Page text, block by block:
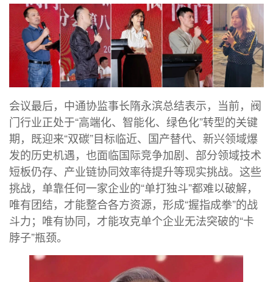
会议最后，中通协监事长隋永滨总结表示，当前，阀
门行业正处于“高端化、智能化、绿色化”转型的关键
期，既迎来“双碳”目标临近、国产替代、新兴领域爆
发的历史机遇，也面临国际竞争加剧、部分领域技术
短板仍存、产业链协同效率待提升等现实挑战。这些
挑战，单靠任何一家企业的“单打独斗”都难以破解，
唯有团结，才能整合各方资源，形成“握指成拳”的战
斗力；唯有协同，才能攻克单个企业无法突破的“卡
脖子”瓶颈。